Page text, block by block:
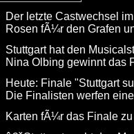
Der letzte Castwechsel
Rosen fÃ¼r den Grafen
Stuttgart hat den
Nina Olbing gewinnt das
Heute: Finale "Stuttgart
Die Finalisten werfen
Karten fÃ¼r das Finale